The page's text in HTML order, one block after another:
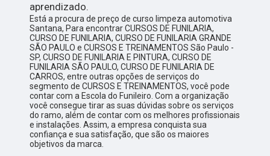
aprendizado.
Está a procura de preço de curso limpeza automotiva
Santana, Para encontrar CURSOS DE FUNILARIA,
CURSO DE FUNILARIA, CURSO DE FUNILARIA GRANDE
SÃO PAULO e CURSOS E TREINAMENTOS São Paulo -
SP, CURSO DE FUNILARIA E PINTURA, CURSO DE
FUNILARIA SÃO PAULO, CURSO DE FUNILARIA DE
CARROS, entre outras opções de serviços do
segmento de CURSOS E TREINAMENTOS, você pode
contar com a Escola do Funileiro. Com a organização
você consegue tirar as suas dúvidas sobre os serviços
do ramo, além de contar com os melhores profissionais
e instalações. Assim, a empresa conquista sua
confiança e sua satisfação, que são os maiores
objetivos da marca.